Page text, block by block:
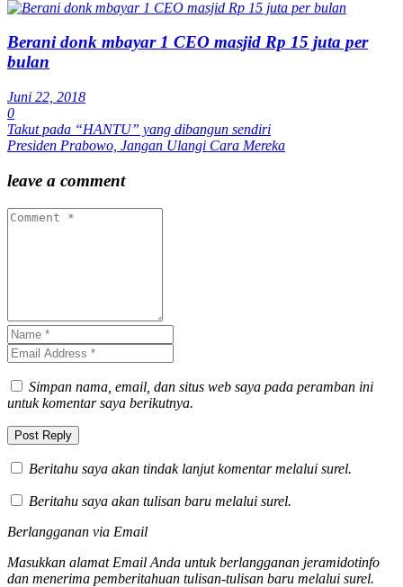
Berani donk mbayar 1 CEO masjid Rp 15 juta per
bulan
Juni 22, 2018
0
Takut pada “HANTU” yang dibangun sendiri
Presiden Prabowo, Jangan Ulangi Cara Mereka
leave a comment
Simpan nama, email, dan situs web saya pada peramban ini
untuk komentar saya berikutnya.
Beritahu saya akan tindak lanjut komentar melalui surel.
Beritahu saya akan tulisan baru melalui surel.
Berlangganan via Email
Masukkan alamat Email Anda untuk berlangganan jeramidotinfo
dan menerima pemberitahuan tulisan-tulisan baru melalui surel.